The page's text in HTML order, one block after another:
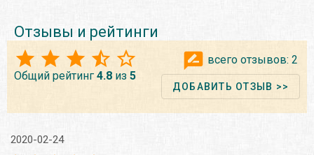
Отзывы и рейтинги
Общий рейтинг 4.8 из 5
всего отзывов: 2
ДОБАВИТЬ ОТЗЫВ >>
2020-02-24